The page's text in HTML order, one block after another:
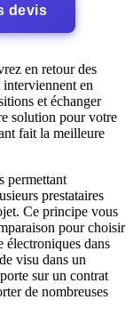
devis
en retour des
interviennent en
et échanger
solution pour votre
fait la meilleure
permettant
prestataires
Ce principe vous
pour choisir
électroniques dans
visu dans un
sur un contrat
de nombreuses